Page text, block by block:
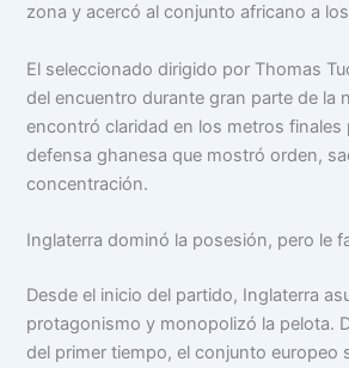
zona y acercó al conjunto africano a
El seleccionado dirigido por Thomas
del encuentro durante gran parte de la
encontró claridad en los metros finales
defensa ghanesa que mostró orden,
concentración.
Inglaterra dominó la posesión, pero le
Desde el inicio del partido, Inglaterra
protagonismo y monopolizó la pelota.
del primer tiempo, el conjunto europeo